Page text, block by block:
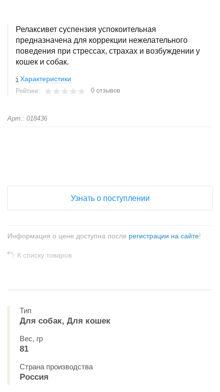
Релаксивет суспензия успокоительная
предназначена для коррекции нежелательного
поведения при стрессах, страхах и возбуждении у
кошек и собак.
Характеристики
Рейтинг: 0 отзывов
Арт.: 018436
Узнать о поступлении
Информация о цене доступна после регистрации на сайте!
К списку товаров
Тип
Для собак, Для кошек
Вес, гр
81
Страна производства
Россия